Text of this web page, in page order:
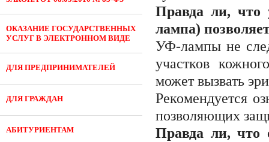
ОКАЗАНИЕ ГОСУДАРСТВЕННЫХ
УСЛУГ В ЭЛЕКТРОННОМ ВИДЕ
ДЛЯ ПРЕДПРИНИМАТЕЛЕЙ
ДЛЯ ГРАЖДАН
АБИТУРИЕНТАМ
Правда ли, что
лампа)
УФ-лампы не
участков
может вызвать
Рекомендуется
позволяющих
Правда ли, что